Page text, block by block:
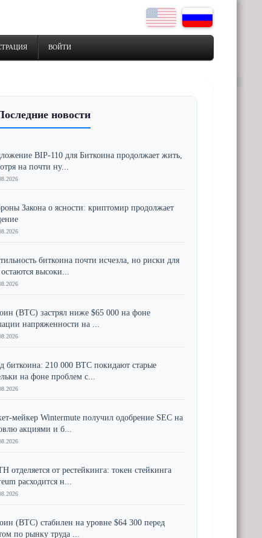
ВОЙТИ
новости
BIP-110 для Биткоина продолжает жить,
на почти ну...
Закона о ясности: криптомир продолжает
биткоина почти исчезла, но риски для
высоки...
(BTC) застрял ниже $65 000 на фоне
напряженности на ...
биткоина: 210 000 BTC покидают старые
на фоне проблем с...
мейкер Wintermute получил одобрение SEC на
акциями и б...
отделяется от рестейкинга: токен стейкинга
расходится н...
(BTC) стабилен на уровне $64 300 перед
по рынку труда ...